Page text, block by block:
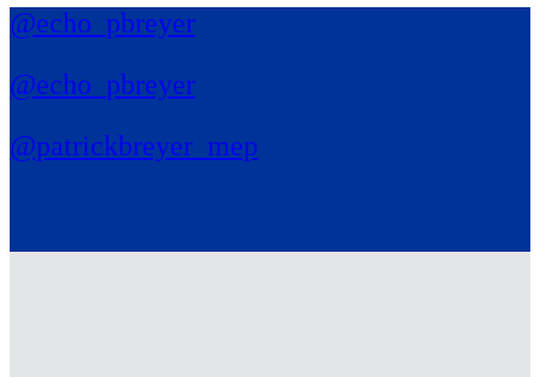
@echo_pbreyer
@echo_pbreyer
@patrickbreyer_mep